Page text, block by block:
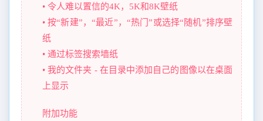
• 令人难以置信的4K，5K和8K壁纸
• 按“新建”，“最近”，“热门”或选择“随机”排序壁
纸
• 通过标签搜索墙纸
• 我的文件夹 - 在目录中添加自己的图像以在桌面
上显示
附加功能